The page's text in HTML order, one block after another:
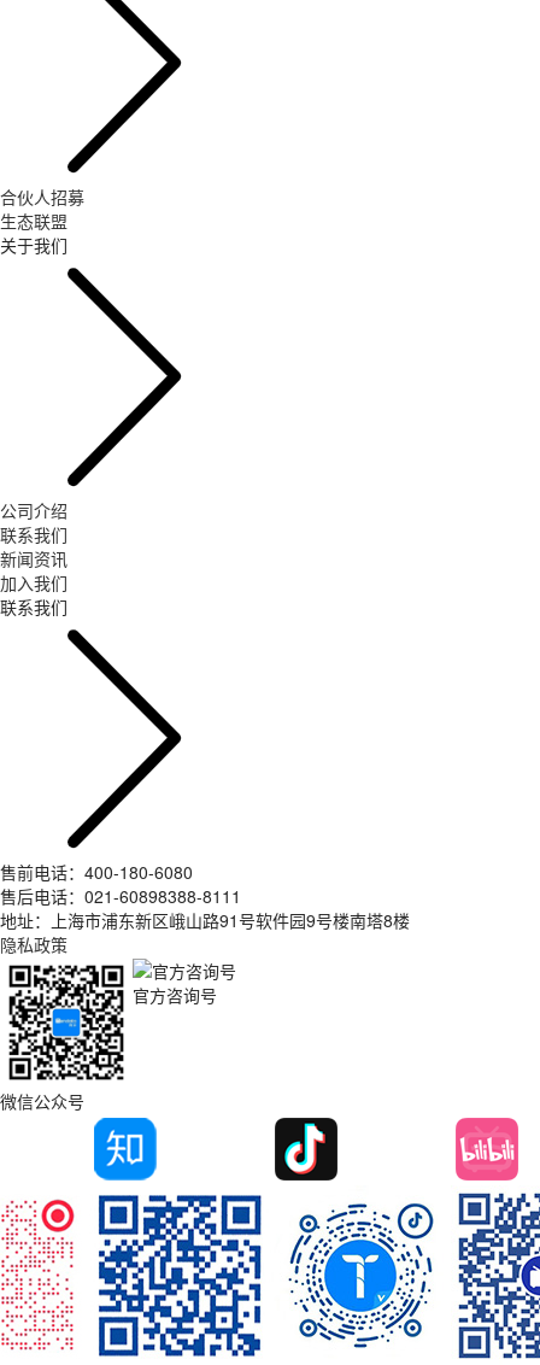
合伙人招募
生态联盟
关于我们
公司介绍
联系我们
新闻资讯
加入我们
联系我们
售前电话：400-180-6080
售后电话：021-60898388-8111
地址：上海市浦东新区峨山路91号软件园9号楼南塔8楼
隐私政策
微信公众号
官方咨询号